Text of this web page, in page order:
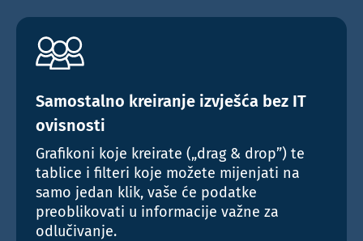
Samostalno kreiranje izvješća bez IT
ovisnosti
Grafikoni koje kreirate („drag & drop”) te
tablice i filteri koje možete mijenjati na
samo jedan klik, vaše će podatke
preoblikovati u informacije važne za
odlučivanje.